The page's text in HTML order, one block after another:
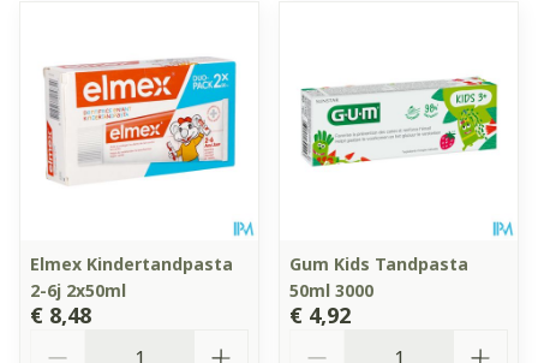
Elmex Kindertandpasta
2-6j 2x50ml
€ 8,48
Gum Kids Tandpasta
50ml 3000
€ 4,92